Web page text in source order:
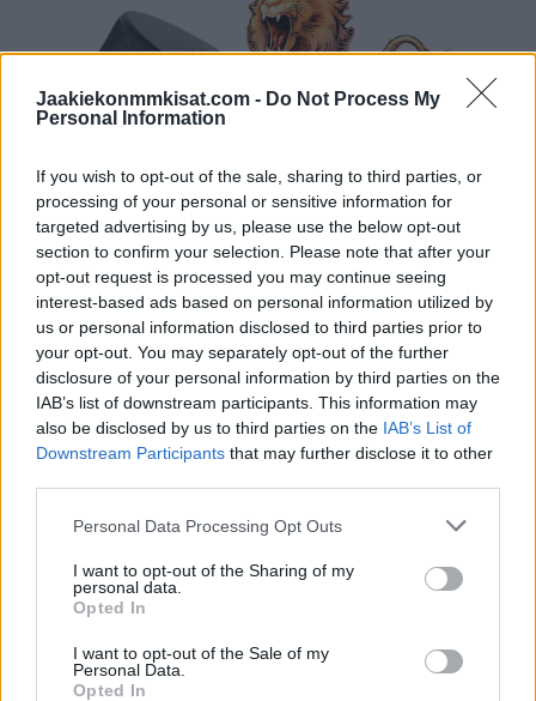
Jaakiekonmmkisat.com - Do Not Process My
Personal Information
If you wish to opt-out of the sale, sharing to third parties, or
processing of your personal or sensitive information for
targeted advertising by us, please use the below opt-out
section to confirm your selection. Please note that after your
opt-out request is processed you may continue seeing
interest-based ads based on personal information utilized by
us or personal information disclosed to third parties prior to
your opt-out. You may separately opt-out of the further
disclosure of your personal information by third parties on the
IAB’s list of downstream participants. This information may
also be disclosed by us to third parties on the IAB’s List of
Downstream Participants that may further disclose it to other
Personal Data Processing Opt Outs
I want to opt-out of the Sharing of my
personal data.
Opted In
I want to opt-out of the Sale of my
Personal Data.
Opted In